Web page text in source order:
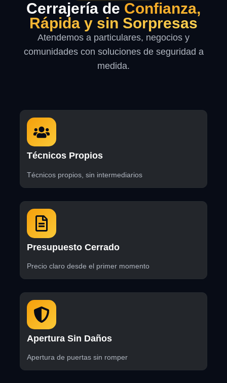
Cerrajería de Confianza,
Rápida y sin Sorpresas
Atendemos a particulares, negocios y
comunidades con soluciones de seguridad a
medida.
Técnicos Propios
Técnicos propios, sin intermediarios
Presupuesto Cerrado
Precio claro desde el primer momento
Apertura Sin Daños
Apertura de puertas sin romper